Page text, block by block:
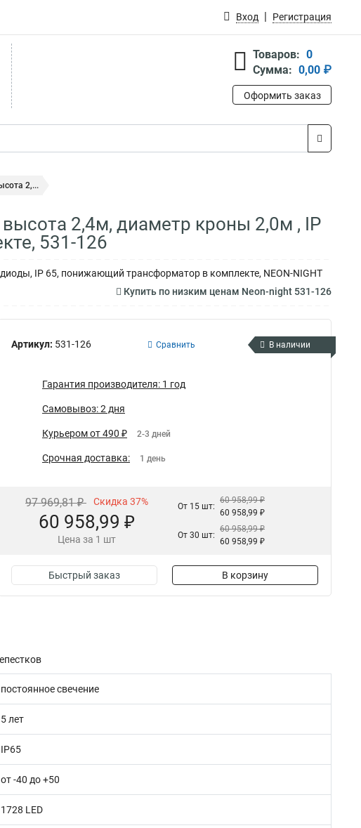
Вход Регистрация
Товаров: 0
Сумма: 0,00 ₽
Оформить заказ
2,...
2,4м, диаметр кроны 2,0м , IP
531-126
IP 65, понижающий трансформатор в комплекте, NEON-NIGHT
Купить по низким ценам Neon-night 531-126
Артикул: 531-126 Сравнить В наличии
Гарантия производителя: 1 год
Самовывоз: 2 дня
Курьером от 490 ₽ 2-3 дней
Срочная доставка: 1 день
97 969,81 ₽ Скидка 37%
60 958,99 ₽
Цена за 1 шт
От 15 шт:
60 958,99 ₽
60 958,99 ₽
От 30 шт:
60 958,99 ₽
60 958,99 ₽
Быстрый заказ В корзину
постоянное свечение
5 лет
IP65
от -40 до +50
1728 LED